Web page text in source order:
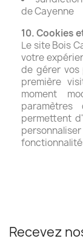
de Cayenne
10. Cookies
Le site Bois
votre
de gérer vos
première
moment
permettent
Recevez